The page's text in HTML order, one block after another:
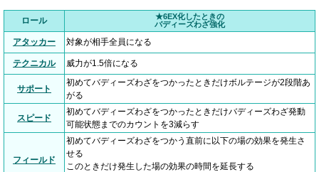
ロール
★6EX化したときの
バディーズわざ強化
アタッカー 対象が相手全員になる
テクニカル 威力が1.5倍になる
サポート
初めてバディーズわざをつかったときだけボルテージが2段階あ
がる
スピード
初めてバディーズわざをつかったときだけバディーズわざ発動
可能状態までのカウントを3減らす
フィールド
初めてバディーズわざをつかう直前に以下の場の効果を発生さ
せる
このときだけ発生した場の効果の時間を延長する